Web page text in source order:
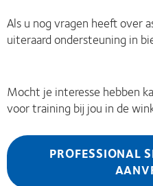
Als u nog vragen heeft over
uiteraard ondersteuning in
Mocht je interesse hebben
voor training bij jou in de
PROFESSIONAL